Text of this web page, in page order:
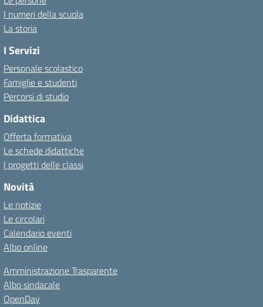
I numeri della scuola
La storia
I Servizi
Personale scolastico
Famiglie e studenti
Percorsi di studio
Didattica
Offerta formativa
Le schede didattiche
I progetti delle classi
Novità
Le notizie
Le circolari
Calendario eventi
Albo online
Amministrazione Trasparente
Albo sindacale
OpenDay